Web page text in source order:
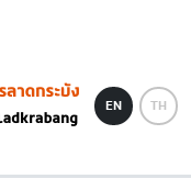
EN TH